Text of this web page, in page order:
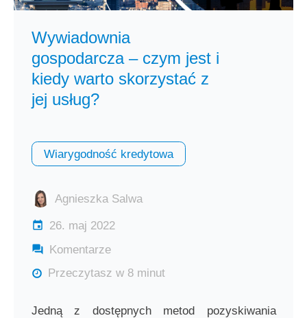
Wywiadownia
gospodarcza – czym jest i
kiedy warto skorzystać z
jej usług?
Wiarygodność kredytowa
Agnieszka Salwa
26. maj 2022
Komentarze
Przeczytasz w 8 minut
Jedną z dostępnych metod pozyskiwania